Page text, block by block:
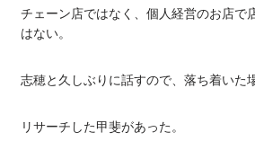
チェーン店ではなく、個人経営のお店で
はない。
志穂と久しぶりに話すので、落ち着いた
リサーチした甲斐があった。